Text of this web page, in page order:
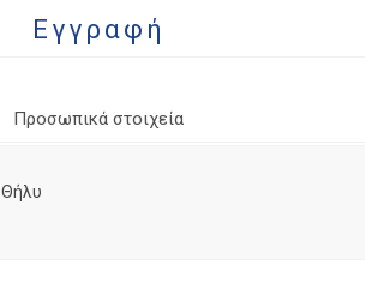
Εγγραφή
Προσωπικά στοιχεία
Θήλυ